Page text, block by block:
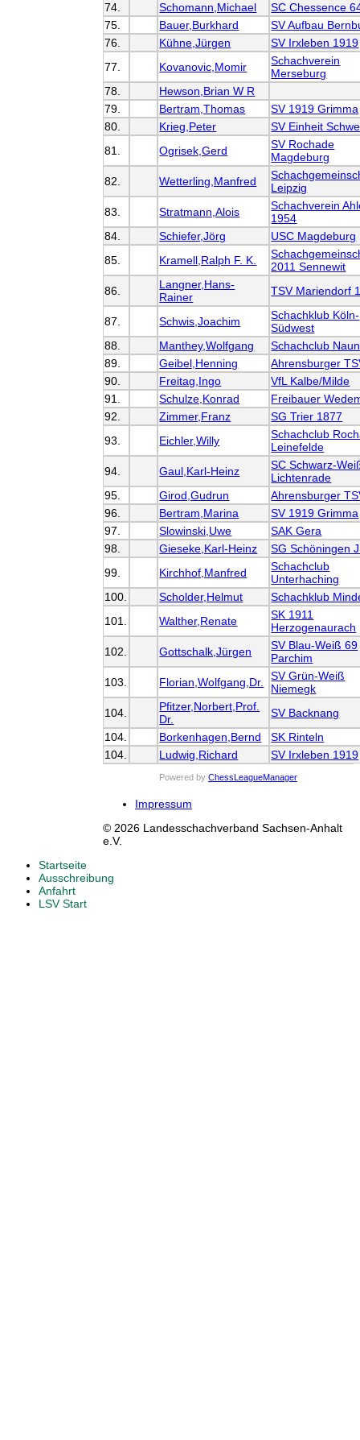
74. Schomann,Michael
SC Chessence
75.
Bauer,Burkhard
SV Aufbau
76.
Kühne,Jürgen
SV Irxleben 1919
77.
Kovanovic,Momir
Schachverein
Merseburg
78.
Hewson,Brian W R
79.
Bertram,Thomas
SV 1919 Grimma
80.
Krieg,Peter
SV Einheit
81.
Ogrisek,Gerd
SV Rochade
Magdeburg
82.
Wetterling,Manfred
Leipzig
83.
Stratmann,Alois
Schachverein
1954
84.
Schiefer,Jörg
USC Magdeburg
85.
Kramell,Ralph F. K.
2011 Sennewit
86.
Langner,Hans-
Rainer
TSV Mariendorf
87. Schwis,Joachim
Schachklub Köln-
Südwest
88.
Manthey,Wolfgang
Schachclub
89.
Geibel,Henning
Ahrensburger
90.
Freitag,Ingo
VfL Kalbe/Milde
91.
Schulze,Konrad
Freibauer
92.
Zimmer,Franz
SG Trier 1877
93.
Eichler,Willy
Schachclub
Leinefelde
94.
Gaul,Karl-Heinz
SC Schwarz-
Lichtenrade
95.
Girod,Gudrun
Ahrensburger
96.
Bertram,Marina
SV 1919 Grimma
97.
Slowinski,Uwe
SAK Gera
98.
Gieseke,Karl-Heinz
SG Schöningen
99.
Kirchhof,Manfred
Schachclub
Unterhaching
100.
Scholder,Helmut
Schachklub
101.
Walther,Renate
SK 1911
Herzogenaurach
102.
Gottschalk,Jürgen
SV Blau-Weiß 69
Parchim
103.
Florian,Wolfgang,Dr.
SV Grün-Weiß
Niemegk
104.
Pfitzer,Norbert,Prof.
Dr.
SV Backnang
104.
Borkenhagen,Bernd
SK Rinteln
104.
Ludwig,Richard SV Irxleben 1919
Powered by ChessLeagueManager
Impressum
© 2026 Landesschachverband Sachsen-Anhalt
e.V.
Startseite
Ausschreibung
Anfahrt
LSV Start